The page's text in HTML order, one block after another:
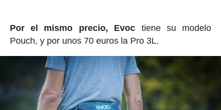
Por el mismo precio, Evoc tiene su modelo
Pouch, y por unos 70 euros la Pro 3L.